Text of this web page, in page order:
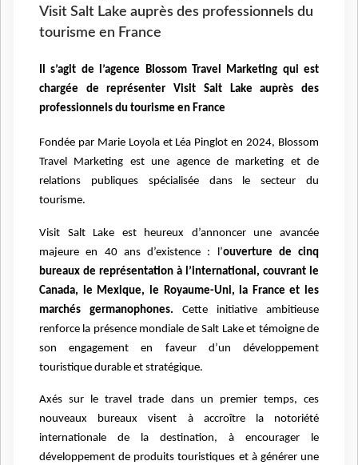
Visit Salt Lake auprès des professionnels du
tourisme en France
Il s’agit de l’agence Blossom Travel Marketing qui est
chargée de représenter Visit Salt Lake auprès des
professionnels du tourisme en France
Fondée par Marie Loyola et Léa Pinglot en 2024, Blossom
Travel Marketing est une agence de marketing et de
relations publiques spécialisée dans le secteur du
tourisme.
Visit Salt Lake est heureux d’annoncer une avancée
majeure en 40 ans d’existence : l’ouverture de cinq
bureaux de représentation à l’international, couvrant le
Canada, le Mexique, le Royaume-Uni, la France et les
marchés germanophones. Cette initiative ambitieuse
renforce la présence mondiale de Salt Lake et témoigne de
son engagement en faveur d’un développement
touristique durable et stratégique.
Axés sur le travel trade dans un premier temps, ces
nouveaux bureaux visent à accroître la notoriété
internationale de la destination, à encourager le
développement de produits touristiques et à générer une